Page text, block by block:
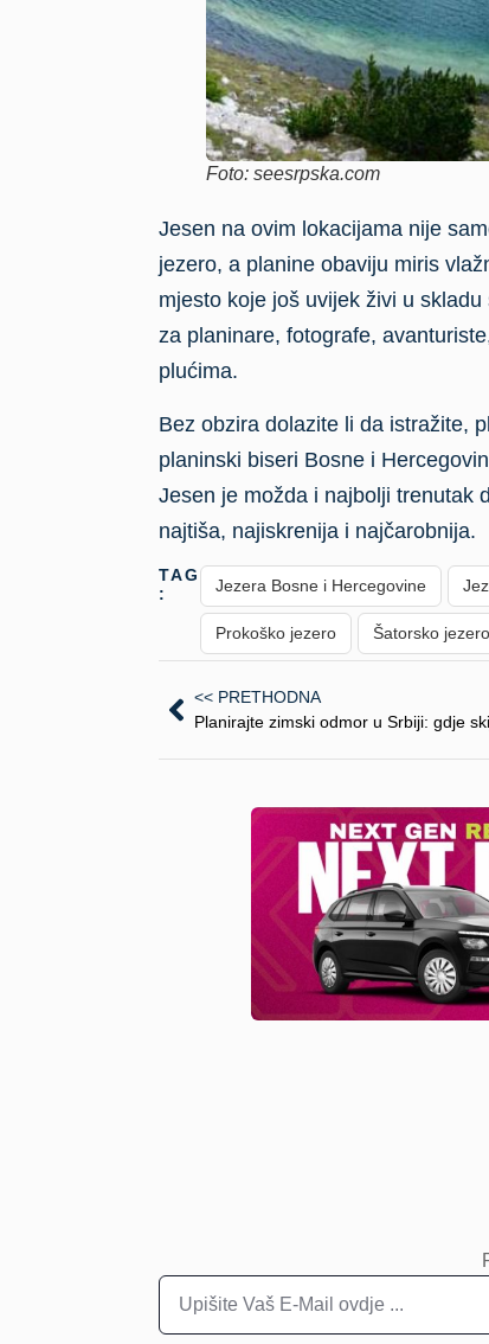
Foto: seesrpska.com
Jesen na ovim lokacijama nije
jezero, a planine obaviju miris
mjesto koje još uvijek živi u
za planinare, fotografe,
plućima.
Bez obzira dolazite li da istražite,
planinski biseri Bosne i
Jesen je možda i najbolji trenutak
najtiša, najiskrenija i najčarobnija.
TAGS
:
Jezera Bosne i Hercegovine
Prokoško jezero Šatorsko jezero
<< PRETHODNA